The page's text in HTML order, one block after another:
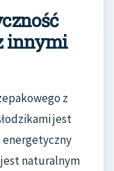
innymi
z
jest
energetyczny
naturalnym